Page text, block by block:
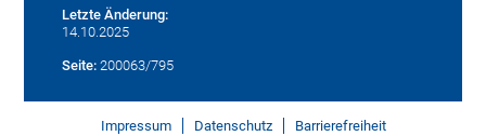
Letzte Änderung:
14.10.2025
Seite: 200063/795
Impressum Datenschutz Barrierefreiheit